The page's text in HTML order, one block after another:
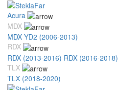
Acura
MDX
MDX YD2 (2006-2013)
RDX
RDX (2013-2016) RDX (2016-2018)
TLX
TLX (2018-2020)